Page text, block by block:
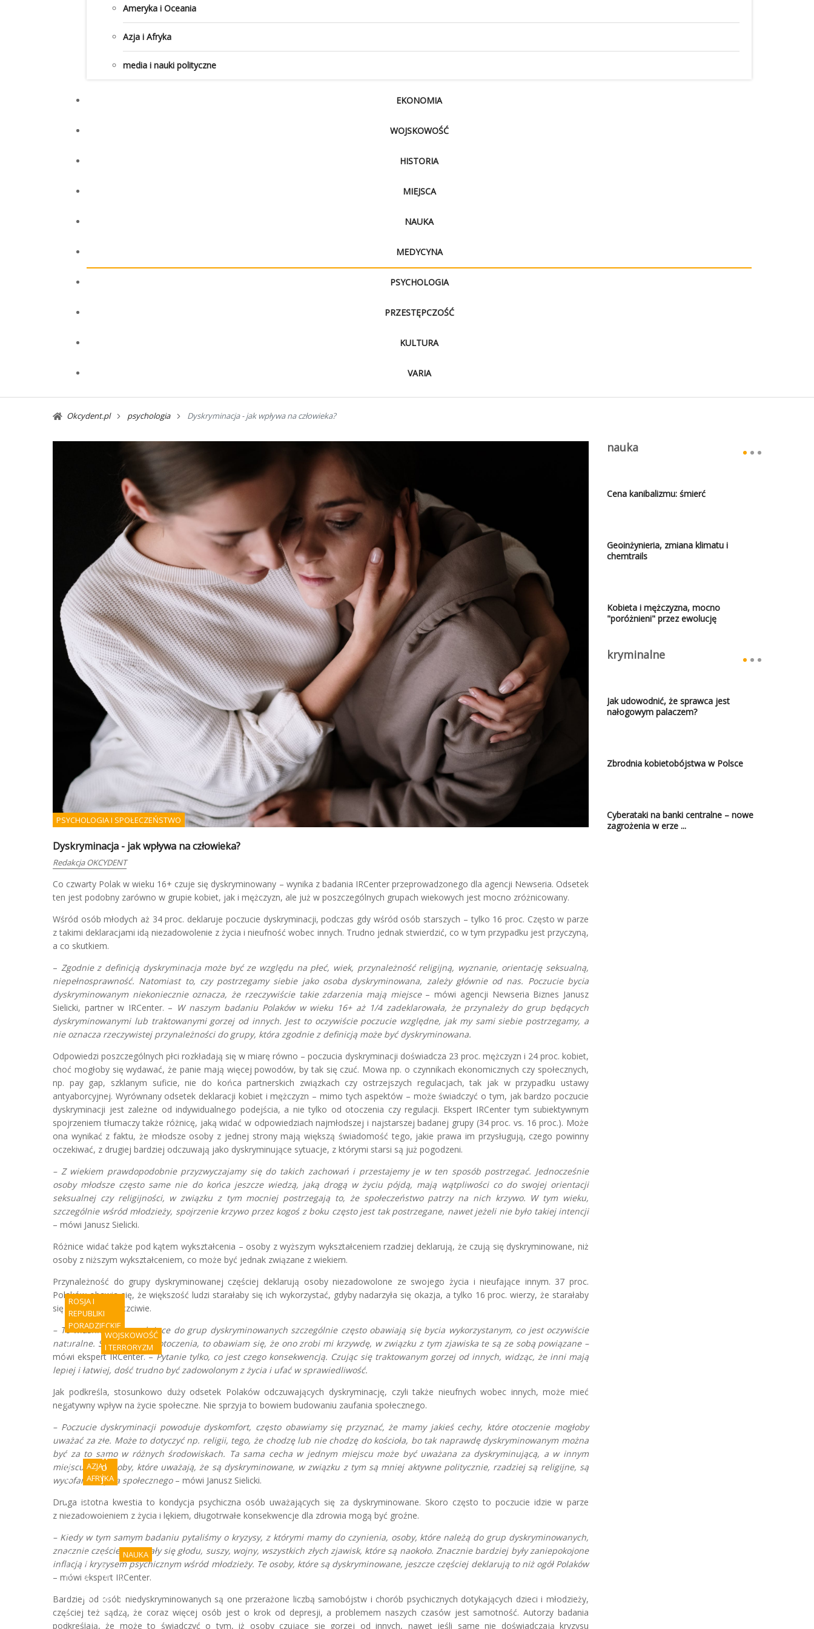
Ameryka i Oceania
Azja i Afryka
media i nauki polityczne
EKONOMIA
WOJSKOWOŚĆ
HISTORIA
MIEJSCA
NAUKA
MEDYCYNA
PSYCHOLOGIA
PRZESTĘPCZOŚĆ
KULTURA
VARIA
Okcydent.pl psychologia Dyskryminacja - jak wpływa na człowieka?
PSYCHOLOGIA I SPOŁECZEŃSTWO
Dyskryminacja - jak wpływa na człowieka?
Redakcja OKCYDENT
Co czwarty Polak w wieku 16+ czuje się dyskryminowany – wynika z badania IRCenter przeprowadzonego dla agencji Newseria. Odsetek
ten jest podobny zarówno w grupie kobiet, jak i mężczyzn, ale już w poszczególnych grupach wiekowych jest mocno zróżnicowany.
Wśród osób młodych aż 34 proc. deklaruje poczucie dyskryminacji, podczas gdy wśród osób starszych – tylko 16 proc. Często w parze
z takimi deklaracjami idą niezadowolenie z życia i nieufność wobec innych. Trudno jednak stwierdzić, co w tym przypadku jest przyczyną,
a co skutkiem.
– Zgodnie z definicją dyskryminacja może być ze względu na płeć, wiek, przynależność religijną, wyznanie, orientację seksualną,
niepełnosprawność. Natomiast to, czy postrzegamy siebie jako osoba dyskryminowana, zależy głównie od nas. Poczucie bycia
dyskryminowanym niekoniecznie oznacza, że rzeczywiście takie zdarzenia mają miejsce– mówi agencji Newseria Biznes Janusz
Sielicki, partner w IRCenter. – W naszym badaniu Polaków w wieku 16+ aż 1/4 zadeklarowała, że przynależy do grup będących
dyskryminowanymi lub traktowanymi gorzej od innych. Jest to oczywiście poczucie względne, jak my sami siebie postrzegamy, a
nie oznacza rzeczywistej przynależności do grupy, która zgodnie z definicją może być dyskryminowana.
Odpowiedzi poszczególnych płci rozkładają się w miarę równo – poczucia dyskryminacji doświadcza 23 proc. mężczyzn i 24 proc. kobiet,
choć mogłoby się wydawać, że panie mają więcej powodów, by tak się czuć. Mowa np. o czynnikach ekonomicznych czy społecznych,
np. pay gap, szklanym suficie, nie do końca partnerskich związkach czy ostrzejszych regulacjach, tak jak w przypadku ustawy
antyaborcyjnej. Wyrównany odsetek deklaracji kobiet i mężczyzn – mimo tych aspektów – może świadczyć o tym, jak bardzo poczucie
dyskryminacji jest zależne od indywidualnego podejścia, a nie tylko od otoczenia czy regulacji. Ekspert IRCenter tym subiektywnym
spojrzeniem tłumaczy także różnicę, jaką widać w odpowiedziach najmłodszej i najstarszej badanej grupy (34 proc. vs. 16 proc.). Może
ona wynikać z faktu, że młodsze osoby z jednej strony mają większą świadomość tego, jakie prawa im przysługują, czego powinny
oczekiwać, z drugiej bardziej odczuwają jako dyskryminujące sytuacje, z którymi starsi są już pogodzeni.
– Z wiekiem prawdopodobnie przyzwyczajamy się do takich zachowań i przestajemy je w ten sposób postrzegać. Jednocześnie
osoby młodsze często same nie do końca jeszcze wiedzą, jaką drogą w życiu pójdą, mają wątpliwości co do swojej orientacji
seksualnej czy religijności, w związku z tym mocniej postrzegają to, że społeczeństwo patrzy na nich krzywo. W tym wieku,
szczególnie wśród młodzieży, spojrzenie krzywo przez kogoś z boku często jest tak postrzegane, nawet jeżeli nie było takiej intencji
– mówi Janusz Sielicki.
Różnice widać także pod kątem wykształcenia – osoby z wyższym wykształceniem rzadziej deklarują, że czują się dyskryminowane, niż
osoby z niższym wykształceniem, co może być jednak związane z wiekiem.
Przynależność do grupy dyskryminowanej częściej deklarują osoby niezadowolone ze swojego życia i nieufające innym. 37 proc.
Polaków obawia się, że większość ludzi starałaby się ich wykorzystać, gdyby nadarzyła się okazja, a tylko 16 proc. wierzy, że starałaby
się postępować uczciwie.
– To właśnie osoby należące do grup dyskryminowanych szczególnie często obawiają się bycia wykorzystanym, co jest oczywiście
naturalne. Skoro boję się otoczenia, to obawiam się, że ono zrobi mi krzywdę, w związku z tym zjawiska te są ze sobą powiązane –
mówi ekspert IRCenter. –Pytanie tylko, co jest czego konsekwencją. Czując się traktowanym gorzej od innych, widząc, że inni mają
lepiej i łatwiej, dość trudno być zadowolonym z życia i ufać w sprawiedliwość.
Jak podkreśla, stosunkowo duży odsetek Polaków odczuwających dyskryminację, czyli także nieufnych wobec innych, może mieć
negatywny wpływ na życie społeczne. Nie sprzyja to bowiem budowaniu zaufania społecznego.
– Poczucie dyskryminacji powoduje dyskomfort, często obawiamy się przyznać, że mamy jakieś cechy, które otoczenie mogłoby
uważać za złe. Może to dotyczyć np. religii, tego, że chodzę lub nie chodzę do kościoła, bo tak naprawdę dyskryminowanym można
być za to samo w różnych środowiskach. Ta sama cecha w jednym miejscu może być uważana za dyskryminującą, a w innym
miejscu nie. Osoby, które uważają, że są dyskryminowane, w związku z tym są mniej aktywne politycznie, rzadziej są religijne, są
wycofane z życia społecznego – mówi Janusz Sielicki.
Druga istotna kwestia to kondycja psychiczna osób uważających się za dyskryminowane. Skoro często to poczucie idzie w parze
z niezadowoleniem z życia i lękiem, długotrwałe konsekwencje dla zdrowia mogą być groźne.
– Kiedy w tym samym badaniu pytaliśmy o kryzysy, z którymi mamy do czynienia, osoby, które należą do grup dyskryminowanych,
znacznie częściej obawiały się głodu, suszy, wojny, wszystkich złych zjawisk, które są naokoło. Znacznie bardziej były zaniepokojone
inflacją i kryzysem psychicznym wśród młodzieży. Te osoby, które są dyskryminowane, jeszcze częściej deklarują to niż ogół Polaków
– mówi ekspert IRCenter.
Bardziej od osób niedyskryminowanych są one przerażone liczbą samobójstw i chorób psychicznych dotykających dzieci i młodzieży,
częściej też sądzą, że coraz więcej osób jest o krok od depresji, a problemem naszych czasów jest samotność. Autorzy badania
podkreślają, że może to świadczyć o tym, iż osoby czujące się gorzej od innych, nawet jeśli same nie doświadczają kryzysu
nauka
Cena kanibalizmu: śmierć
Geoinżynieria, zmiana klimatu i
chemtrails
Kobieta i mężczyzna, mocno
"poróżnieni" przez ewolucję
kryminalne
Jak udowodnić, że sprawca jest
nałogowym palaczem?
Zbrodnia kobietobójstwa w Polsce
Cyberataki na banki centralne – nowe
zagrożenia w erze ...
ROSJA I
REPUBLIKI
PORADZIECKIE
A
f
r
k
a
ń
s
k
i
e
o
b
c
z
e
w
o
j
n
r
o
s
AZJA I
AFRYKA
S
u
d
a
n
k
r
a
w
i
e
WOJSKOWOŚĆ
I TERRORYZM
P
o
c
z
ą
t
e
k
w
o
j
n
y
b
ę
d
z
i
e
m
m
u
s
NAUKA
C
n
a
k